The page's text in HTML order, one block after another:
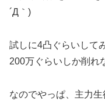
´Д｀)
試しに4凸ぐらいして
200万ぐらいしか削れ
なのでやっぱ、主力